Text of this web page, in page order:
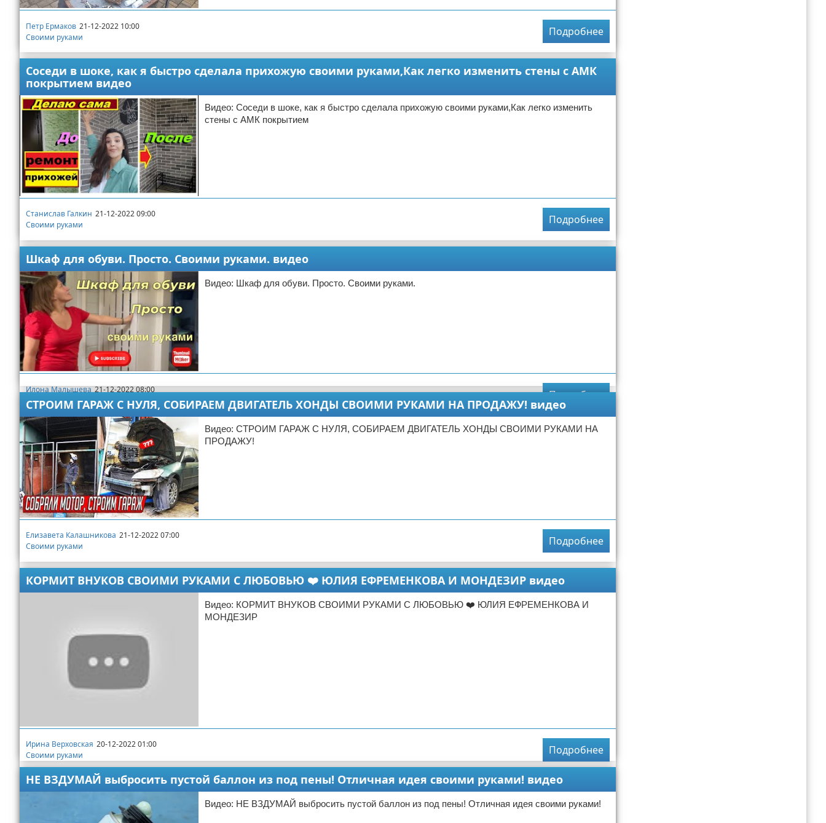
Петр Ермаков 21-12-2022 10:00
Своими руками
Подробнее
Соседи в шоке, как я быстро сделала прихожую своими руками,Как легко изменить стены с АМК
покрытием видео
Видео: Соседи в шоке, как я быстро сделала прихожую своими руками,Как легко изменить
стены с АМК покрытием
Станислав Галкин 21-12-2022 09:00
Своими руками
Подробнее
Шкаф для обуви. Просто. Своими руками. видео
Видео: Шкаф для обуви. Просто. Своими руками.
Илона Малышева 21-12-2022 08:00
Своими руками
Подробнее
СТРОИМ ГАРАЖ С НУЛЯ, СОБИРАЕМ ДВИГАТЕЛЬ ХОНДЫ СВОИМИ РУКАМИ НА ПРОДАЖУ! видео
Видео: СТРОИМ ГАРАЖ С НУЛЯ, СОБИРАЕМ ДВИГАТЕЛЬ ХОНДЫ СВОИМИ РУКАМИ НА
ПРОДАЖУ!
Елизавета Калашникова 21-12-2022 07:00
Своими руками
Подробнее
КОРМИТ ВНУКОВ СВОИМИ РУКАМИ С ЛЮБОВЬЮ ❤️ ЮЛИЯ ЕФРЕМЕНКОВА И МОНДЕЗИР видео
Видео: КОРМИТ ВНУКОВ СВОИМИ РУКАМИ С ЛЮБОВЬЮ ❤️ ЮЛИЯ ЕФРЕМЕНКОВА И
МОНДЕЗИР
Ирина Верховская 20-12-2022 01:00
Своими руками
Подробнее
НЕ ВЗДУМАЙ выбросить пустой баллон из под пены! Отличная идея своими руками! видео
Видео: НЕ ВЗДУМАЙ выбросить пустой баллон из под пены! Отличная идея своими руками!